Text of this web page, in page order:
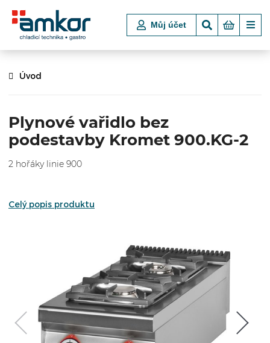
Můj účet
Úvod
Plynové vařidlo bez
podestavby Kromet 900.KG-2
2 hořáky linie 900
Celý popis produktu